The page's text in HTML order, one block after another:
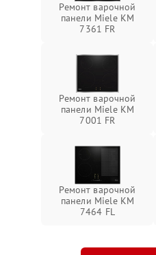
Ремонт варочной
панели Miele KM
7361 FR
Ремонт варочной
панели Miele KM
7001 FR
Ремонт варочной
панели Miele KM
7464 FL